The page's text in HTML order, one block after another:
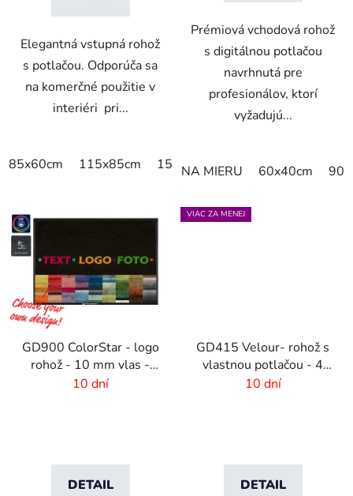
Elegantná vstupná rohož
s potlačou. Odporúča sa
na komerčné použitie v
interiéri pri...
85x60cm 115x85cm 150x85cm 180x115cm
Prémiová vchodová rohož
s digitálnou potlačou
navrhnutá pre
profesionálov, ktorí
vyžadujú...
NA MIERU 60x40cm
GD900 ColorStar - logo
rohož - 10 mm vlas -
rozmer na mieru
10 dní
DETAIL
VIAC ZA MENEJ
GD415 Velour- rohož s
vlastnou potlačou - 4
mm vlas
10 dní
DETAIL